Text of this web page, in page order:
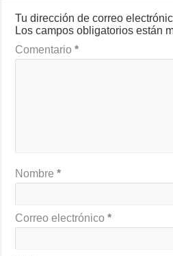
Tu dirección de correo
Los campos obligatorios están
Comentario*
Nombre*
Correo electrónico*